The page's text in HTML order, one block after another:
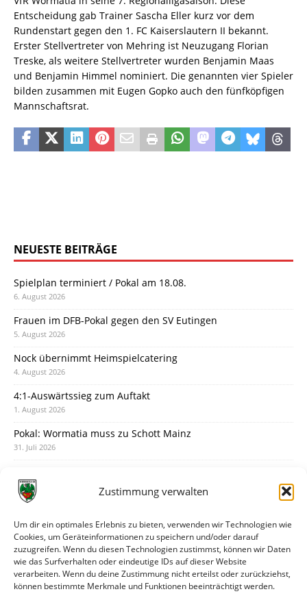
Zustimmung verwalten
Um dir ein optimales Erlebnis zu bieten, verwenden wir Technologien wie
Cookies, um Geräteinformationen zu speichern und/oder darauf
zuzugreifen. Wenn du diesen Technologien zustimmst, können wir Daten
wie das Surfverhalten oder eindeutige IDs auf dieser Website
verarbeiten. Wenn du deine Zustimmung nicht erteilst oder zurückziehst,
können bestimmte Merkmale und Funktionen beeinträchtigt werden.
Entscheidung gab Trainer Sascha Eller kurz vor dem
Rundenstart gegen den 1. FC Kaiserslautern II bekannt.
Erster Stellvertreter von Mehring ist Neuzugang Florian
Treske, als weitere Stellvertreter wurden Benjamin Maas
und Benjamin Himmel nominiert. Die genannten vier Spieler
bilden zusammen mit Eugen Gopko auch den fünfköpfigen
Mannschaftsrat.
NEUESTE BEITRÄGE
Spielplan terminiert / Pokal am 18.08.
6. August 2026
Frauen im DFB-Pokal gegen den SV Eutingen
5. August 2026
Nock übernimmt Heimspielcatering
4. August 2026
4:1-Auswärtssieg zum Auftakt
1. August 2026
Pokal: Wormatia muss zu Schott Mainz
31. Juli 2026
30. Juli 2026
28. Juli 2026
Neuer Rückensponsor
28. Juli 2026
Neue Podcast-Folge: So tickt Björn!